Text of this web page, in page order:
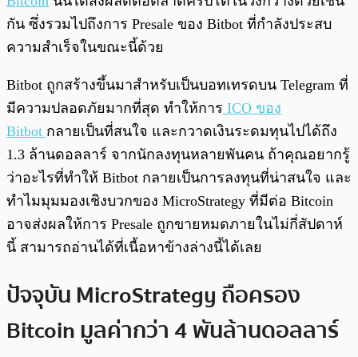
กัน ซึ่งรวมไปถึงการ Presale ของ Bitbot ที่กำลังประสบ
ความสำเร็จในขณะนี้ด้วย
Bitbot ถูกสร้างขึ้นมาสำหรับเป็นบอทเทรดบน Telegram ที่
มีความปลอดภัยมากที่สุด ทำให้การ ICO ของ
Bitbot กลายเป็นที่สนใจ และกวาดเงินระดมทุนไปได้ถึง
1.3 ล้านดอลลาร์ จากนักลงทุนหลายพันคน ถ้าคุณอยากรู้
ว่าอะไรที่ทำให้ Bitbot กลายเป็นการลงทุนที่น่าสนใจ และ
ทำไมมุมมองเชิงบวกของ MicroStrategy ที่มีต่อ Bitcoin
อาจส่งผลให้การ Presale ถูกขายหมดภายในไม่กี่สัปดาห์
นี้ สามารถอ่านได้ที่เนื้อหาข้างล่างนี้ได้เลย
ปัจจุบัน MicroStrategy ถือครอง
Bitcoin มูลค่ากว่า 4 พันล้านดอลลาร์